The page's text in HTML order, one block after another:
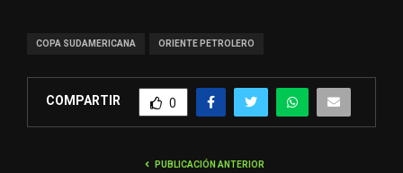
COPA SUDAMERICANA ORIENTE PETROLERO
COMPARTIR 0
PUBLICACIÓN ANTERIOR